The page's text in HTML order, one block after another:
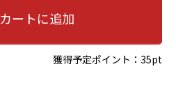
カートに追加
獲得予定ポイント：35pt